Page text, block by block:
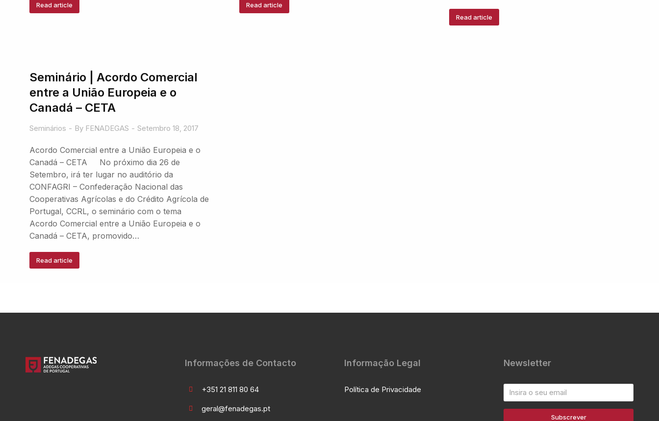
Read article Read article
Read article
Seminário | Acordo Comercial
entre a União Europeia e o
Canadá – CETA
Seminários By FENADEGAS Setembro 18, 2017
Acordo Comercial entre a União Europeia e o
Canadá – CETA No próximo dia 26 de
Setembro, irá ter lugar no auditório da
CONFAGRI – Confederação Nacional das
Cooperativas Agrícolas e do Crédito Agrícola de
Portugal, CCRL, o seminário com o tema
Acordo Comercial entre a União Europeia e o
Canadá – CETA, promovido…
Read article
Informações de Contacto
+351 21 811 80 64
geral@fenadegas.pt
Informação Legal
Política de Privacidade
Newsletter
Subscrever